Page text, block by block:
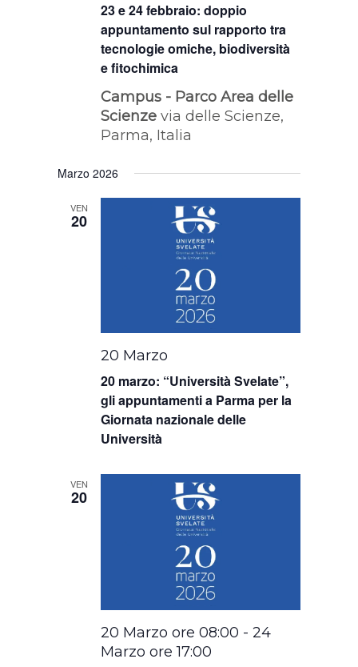
23 e 24 febbraio: doppio
appuntamento sul rapporto tra
tecnologie omiche, biodiversità
e fitochimica
Campus - Parco Area delle
Scienzevia delle Scienze,
Parma, Italia
Marzo 2026
VEN
20
20 marzo: “Università Svelate”,
gli appuntamenti a Parma per la
Giornata nazionale delle
Università
20 Marzo
VEN
20
20 Marzo ore 08:00 -24
Marzo ore 17:00